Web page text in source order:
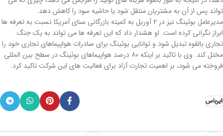
تواند پس از آن به مشتریان منتقل شود یا حاشیه سود را کاهش دهد.
مديرعامل بوئينگ نيز در ۲ آوريل به کميته بازرگاني سناي آمريکا نسبت به تعرفه ها
ابراز نگراني کرده است. او هشدار داد که این تعرفه ها می تواند به یک جنگ
تجاری بالقوه تبدیل شود و توانایی بوئینگ برای صادرات هواپیماهای تجاری خود را
مختل کند. وی با تاکید بر اینکه ۸۰ درصد هواپیماهای بوئینگ در سطح بین المللی
فروخته می شود، بر اهمیت تجارت آزاد برای فعالیت های این شرکت تاکید کرد.
ایرباس